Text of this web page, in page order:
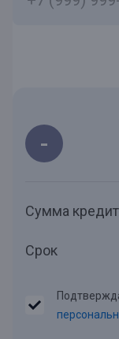
-
Сумма
Срок